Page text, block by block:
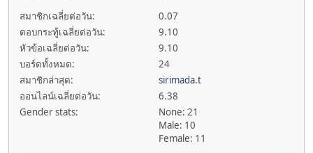
สมาชิกเฉลี่ยต่อวัน:
0.07
ตอบกระทู้เฉลี่ยต่อวัน:
9.10
หัวข้อเฉลี่ยต่อวัน:
9.10
บอร์ดทั้งหมด:
24
สมาชิกล่าสุด:
sirimada.t
ออนไลน์เฉลี่ยต่อวัน:
6.38
Gender stats:
None: 21
Male: 10
Female: 11